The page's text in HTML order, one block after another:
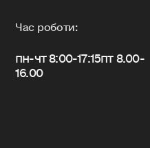
Час роботи:
пн-чт 8:00-17:15пт 8.00-
16.00